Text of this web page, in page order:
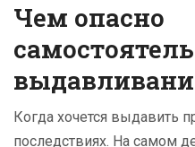
Чем опасно
Когда хочется выдавить
последствиях. На самом